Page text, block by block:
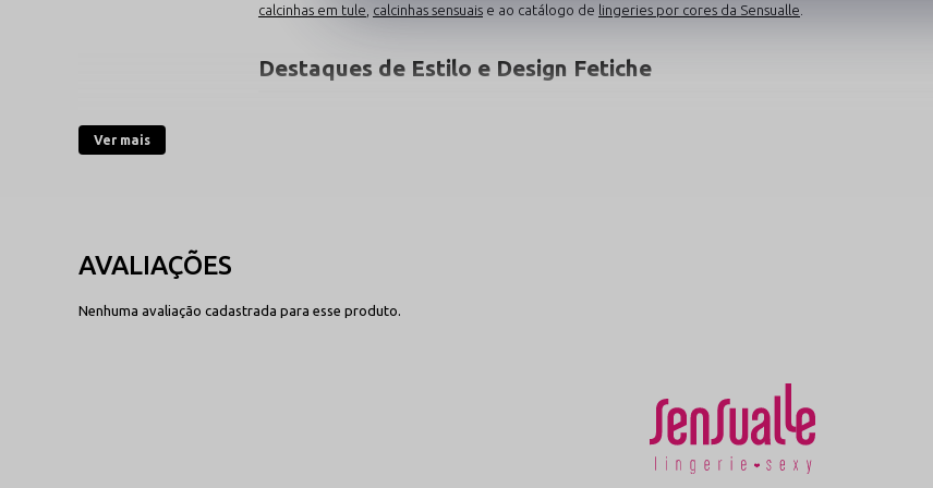
calcinhas em tule calcinhas sensuais e ao catálogo de lingeries por cores da Sensualle
Destaques de Estilo e Design Fetiche
Aproveite para navegar pelas seções oficiais da Sensualle Lingerie e monte produções inesquecíveis:
Lingeries por Cores
Ver mais
Nenhuma avaliação cadastrada para esse produto.